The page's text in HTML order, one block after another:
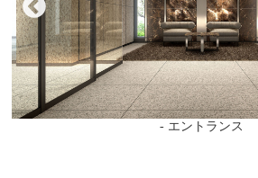
- エントランス